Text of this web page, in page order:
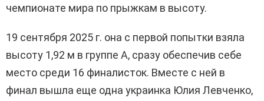
чемпионате мира по прыжкам в высоту.
19 сентября 2025 г. она с первой попытки взяла
высоту 1,92 м в группе А, сразу обеспечив себе
место среди 16 финалисток. Вместе с ней в
финал вышла еще одна украинка Юлия Левченко,